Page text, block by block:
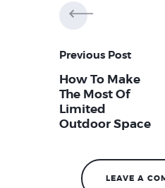
navigation
Previous Post
How To Make
The Most Of
Limited
Outdoor Space
LEAVE A